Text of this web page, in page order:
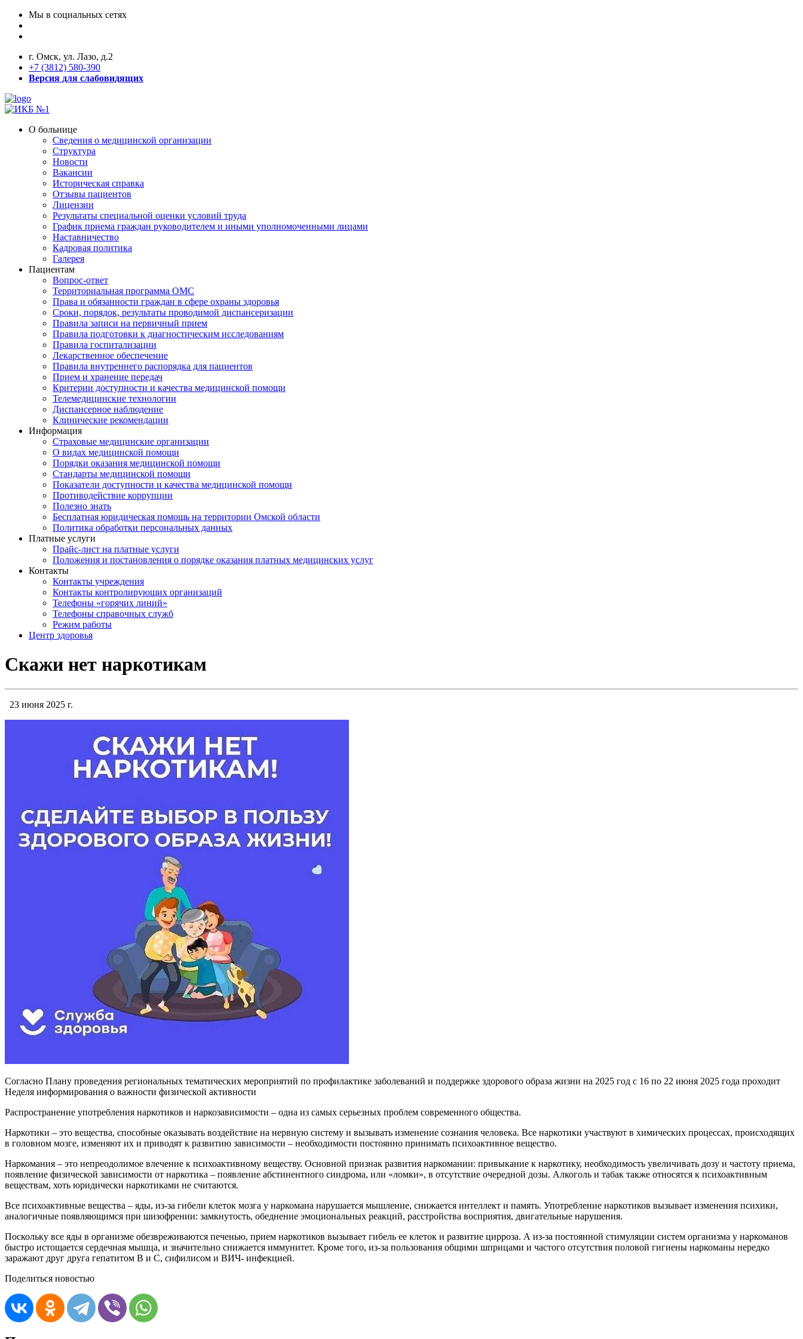
Мы в социальных сетях
г. Омск, ул. Лазо, д.2
+7 (3812) 580-390
Версия для слабовидящих
О больнице
Сведения о медицинской организации
Структура
Новости
Вакансии
Историческая справка
Отзывы пациентов
Лицензии
Результаты специальной оценки условий труда
График приема граждан руководителем и иными уполномоченными лицами
Наставничество
Кадровая политика
Галерея
Пациентам
Вопрос-ответ
Территориальная программа ОМС
Права и обязанности граждан в сфере охраны здоровья
Сроки, порядок, результаты проводимой диспансеризации
Правила записи на первичный прием
Правила подготовки к диагностическим исследованиям
Правила госпитализации
Лекарственное обеспечение
Правила внутреннего распорядка для пациентов
Прием и хранение передач
Критерии доступности и качества медицинской помощи
Телемедицинские технологии
Диспансерное наблюдение
Клинические рекомендации
Информация
Страховые медицинские организации
О видах медицинской помощи
Порядки оказания медицинской помощи
Стандарты медицинской помощи
Показатели доступности и качества медицинской помощи
Противодействие коррупции
Полезно знать
Бесплатная юридическая помощь на территории Омской области
Политика обработки персональных данных
Платные услуги
Прайс-лист на платные услуги
Положения и постановления о порядке оказания платных медицинских услуг
Контакты
Контакты учреждения
Контакты контролирующих организаций
Телефоны «горячих линий»
Телефоны справочных служб
Режим работы
Центр здоровья
Скажи нет наркотикам
23 июня 2025 г.
Согласно Плану проведения региональных тематических мероприятий по профилактике заболеваний и поддержке здорового образа жизни на 2025 год с 16 по 22 июня 2025 года проходит
Неделя информирования о важности физической активности
Распространение употребления наркотиков и наркозависимости – одна из самых серьезных проблем современного общества.
Наркотики – это вещества, способные оказывать воздействие на нервную систему и вызывать изменение сознания человека. Все наркотики участвуют в химических процессах, происходящих
в головном мозге, изменяют их и приводят к развитию зависимости – необходимости постоянно принимать психоактивное вещество.
Наркомания – это непреодолимое влечение к психоактивному веществу. Основной признак развития наркомании: привыкание к наркотику, необходимость увеличивать дозу и частоту приема,
появление физической зависимости от наркотика – появление абстинентного синдрома, или «ломки», в отсутствие очередной дозы. Алкоголь и табак также относятся к психоактивным
веществам, хоть юридически наркотиками не считаются.
Все психоактивные вещества – яды, из-за гибели клеток мозга у наркомана нарушается мышление, снижается интеллект и память. Употребление наркотиков вызывает изменения психики,
аналогичные появляющимся при шизофрении: замкнутость, обеднение эмоциональных реакций, расстройства восприятия, двигательные нарушения.
Поскольку все яды в организме обезвреживаются печенью, прием наркотиков вызывает гибель ее клеток и развитие цирроза. А из-за постоянной стимуляции систем организма у наркоманов
быстро истощается сердечная мышца, и значительно снижается иммунитет. Кроме того, из-за пользования общими шприцами и частого отсутствия половой гигиены наркоманы нередко
заражают друг друга гепатитом В и С, сифилисом и ВИЧ- инфекцией.
Поделиться новостью